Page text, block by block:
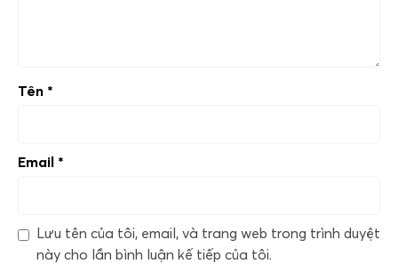
Tên *
Email *
Lưu tên của tôi, email, và trang web trong trình duyệt
này cho lần bình luận kế tiếp của tôi.